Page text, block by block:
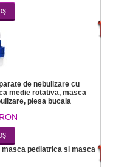
de nebulizare cu
medie rotativa, masca
piesa bucala